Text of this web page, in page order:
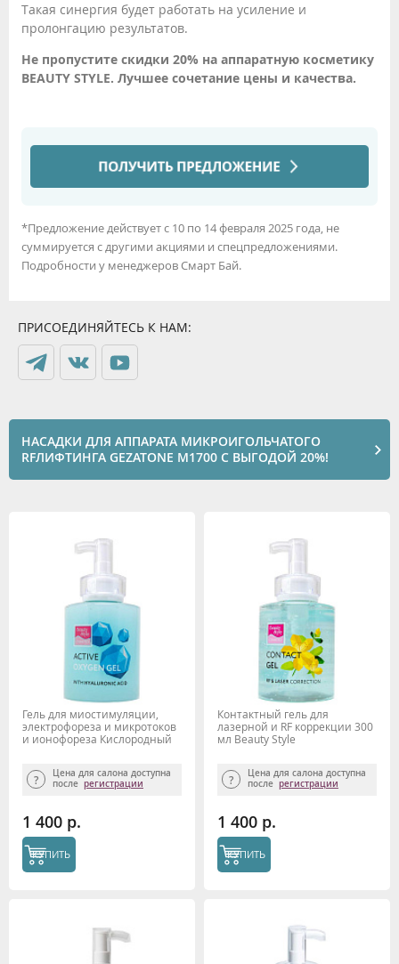
Такая синергия будет работать на усиление и
пролонгацию результатов.
Не пропустите скидки 20% на аппаратную косметику
BEAUTY STYLE. Лучшее сочетание цены и качества.
*Предложение действует с 10 по 14 февраля 2025 года, не
суммируется с другими акциями и спецпредложениями.
Подробности у менеджеров Смарт Бай.
ПРИСОЕДИНЯЙТЕСЬ К НАМ:
НАСАДКИ ДЛЯ АППАРАТА МИКРОИГОЛЬЧАТОГО
RFЛИФТИНГА GEZATONE M1700 С ВЫГОДОЙ 20%!
Гель для миостимуляции,
электрофореза и микротоков
и ионофореза Кислородный
Цена для салона доступна
после регистрации
1 400 р.
КУПИТЬ
Контактный гель для
лазерной и RF коррекции 300
мл Beauty Style
Цена для салона доступна
после регистрации
1 400 р.
КУПИТЬ